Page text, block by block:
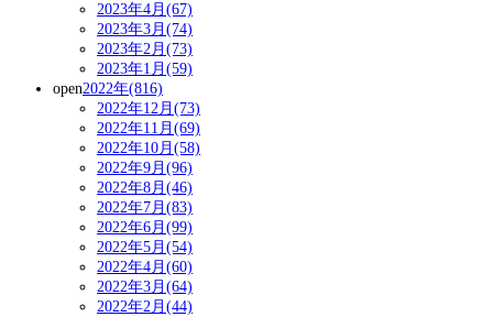
2023年4月(67)
2023年3月(74)
2023年2月(73)
2023年1月(59)
open2022年(816)
2022年12月(73)
2022年11月(69)
2022年10月(58)
2022年9月(96)
2022年8月(46)
2022年7月(83)
2022年6月(99)
2022年5月(54)
2022年4月(60)
2022年3月(64)
2022年2月(44)